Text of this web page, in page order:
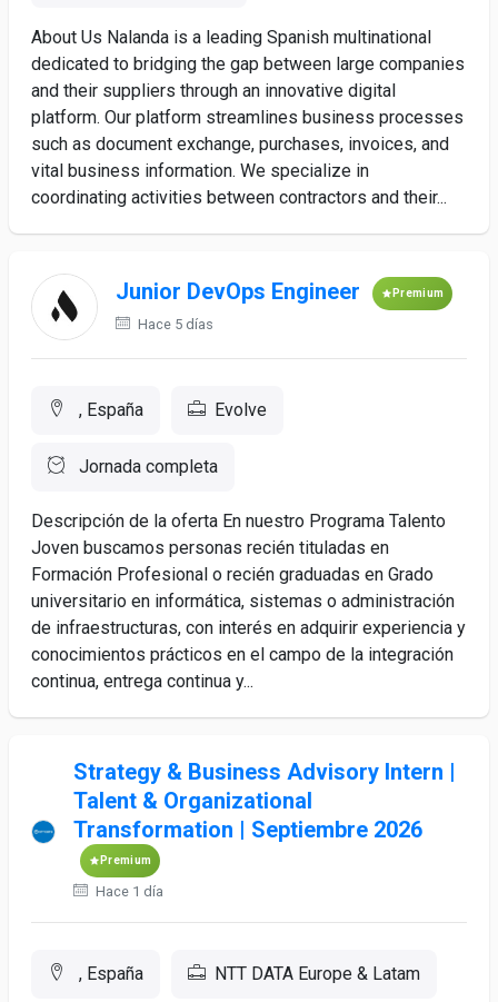
About Us Nalanda is a leading Spanish multinational
dedicated to bridging the gap between large companies
and their suppliers through an innovative digital
platform. Our platform streamlines business processes
such as document exchange, purchases, invoices, and
vital business information. We specialize in
coordinating activities between contractors and their...
Junior DevOps Engineer Premium
Hace 5 días
, España Evolve
Jornada completa
Descripción de la oferta En nuestro Programa Talento
Joven buscamos personas recién tituladas en
Formación Profesional o recién graduadas en Grado
universitario en informática, sistemas o administración
de infraestructuras, con interés en adquirir experiencia y
conocimientos prácticos en el campo de la integración
continua, entrega continua y...
Strategy & Business Advisory Intern |
Talent & Organizational
Transformation | Septiembre 2026
Premium
Hace 1 día
, España NTT DATA Europe & Latam